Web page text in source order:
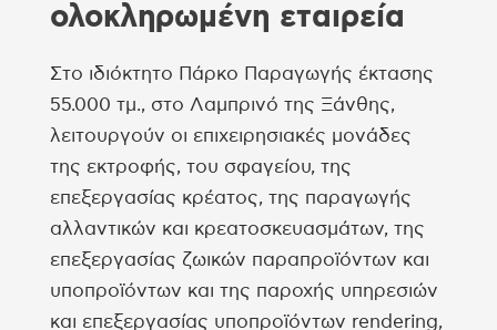
ολοκληρωμένη εταιρεία
Στο ιδιόκτητο Πάρκο Παραγωγής έκτασης
55.000 τμ., στο Λαμπρινό της Ξάνθης,
λειτουργούν οι επιχειρησιακές μονάδες
της εκτροφής, του σφαγείου, της
επεξεργασίας κρέατος, της παραγωγής
αλλαντικών και κρεατοσκευασμάτων, της
επεξεργασίας ζωικών παραπροϊόντων και
υποπροϊόντων και της παροχής υπηρεσιών
και επεξεργασίας υποπροϊόντων rendering,